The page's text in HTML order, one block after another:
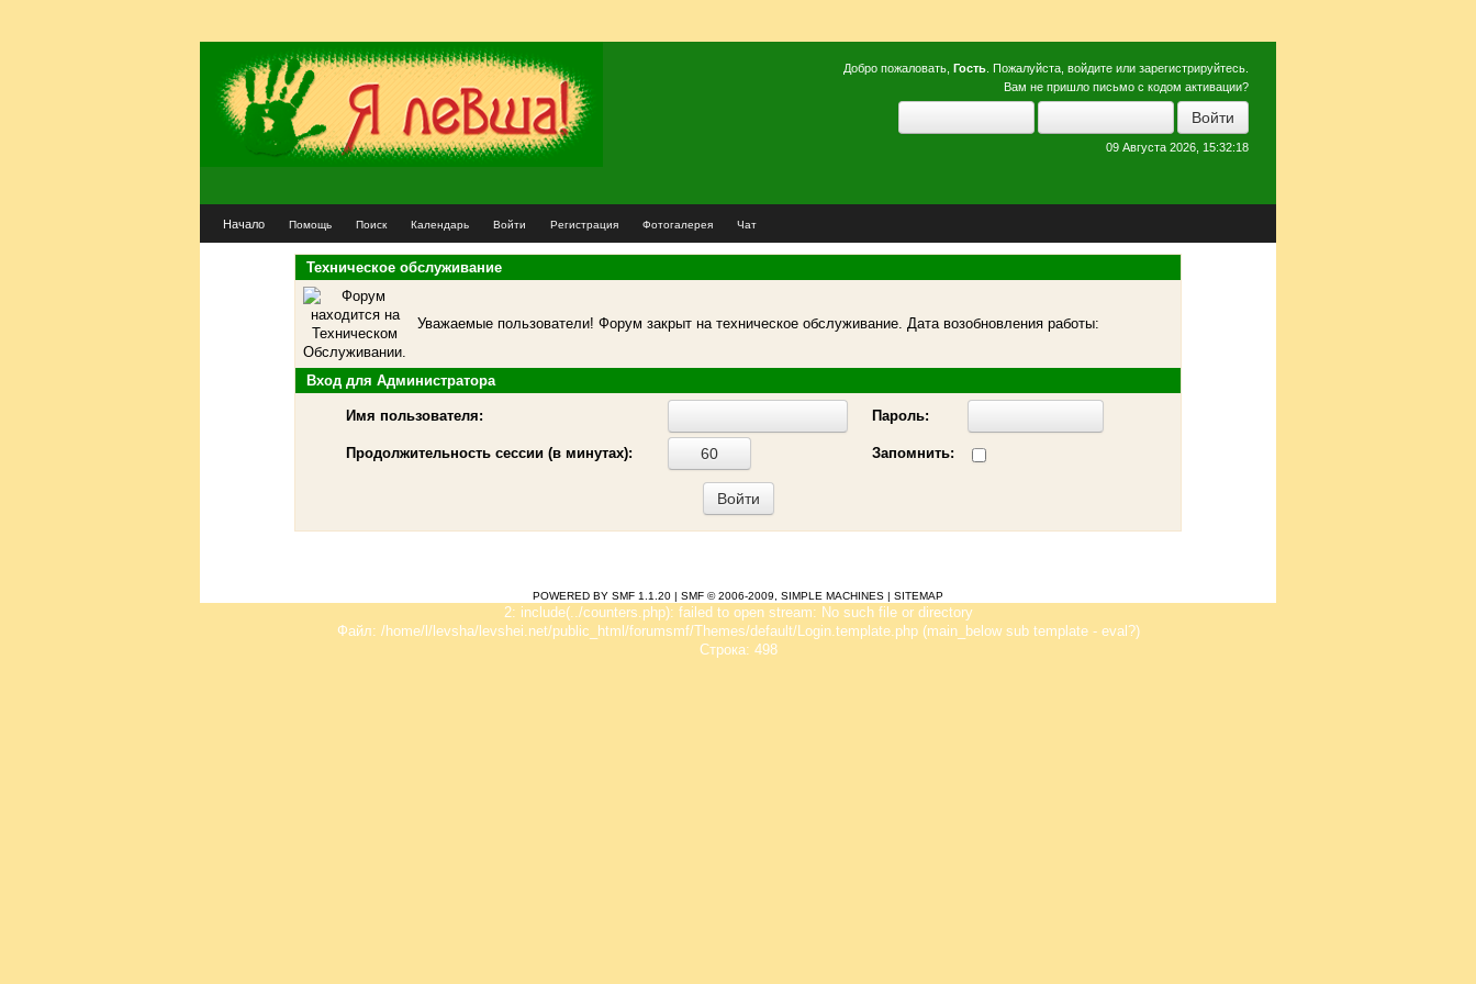
Добро пожаловать, Гость . Пожалуйста, войдите или зарегистрируйтесь
Вам не пришло письмо с кодом активации?
09 Августа 2026, 15:32:18
Начало Помощь Поиск Календарь Войти Регистрация Фотогалерея Чат
Техническое обслуживание
Уважаемые пользователи! Форум закрыт на техническое обслуживание. Дата возобновления работы:
Вход для Администратора
Имя пользователя: Пароль:
Продолжительность сессии (в минутах): Запомнить:
POWERED BY SMF 1.1.20 | SMF © 2006-2009, SIMPLE MACHINES | SITEMAP
2: include(../counters.php): failed to open stream: No such file or directory
Файл: /home/l/levsha/levshei.net/public_html/forumsmf/Themes/default/Login.template.php (main_below sub template - eval?)
Строка: 498